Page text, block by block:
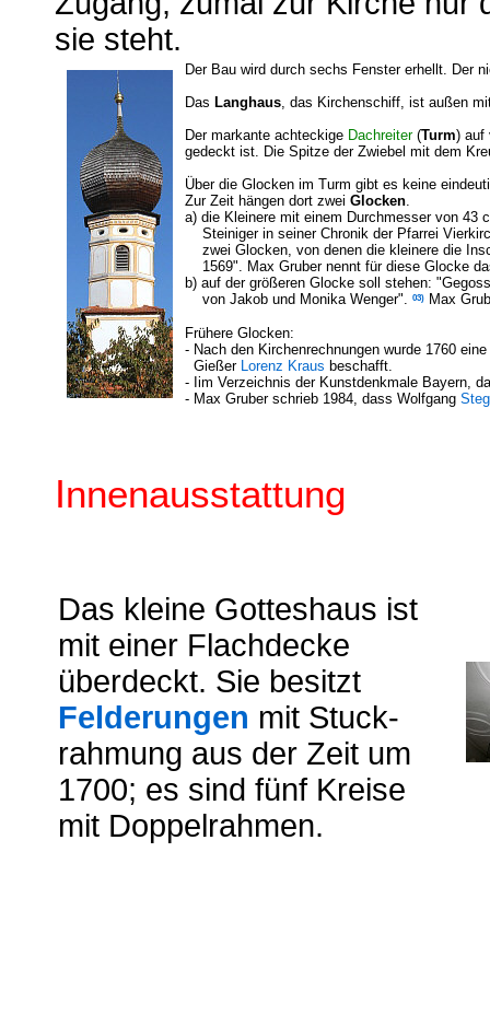
sie steht.
Der Bau wird durch sechs Fenster erhellt. Der
Das Langhaus, das Kirchenschiff, ist außen
Der markante achteckige Dachreiter(Turm) auf
gedeckt ist. Die Spitze der Zwiebel mit dem
Über die Glocken im Turm gibt es keine
Zur Zeit hängen dort zwei Glocken.
a) die Kleinere mit einem Durchmesser von 43
Steiniger in seiner Chronik der Pfarrei
zwei Glocken, von denen die kleinere die
1569". Max Gruber nennt für diese Glocke
b) auf der größeren Glocke soll stehen:
von Jakob und Monika Wenger". 03) Max
Frühere Glocken:
- Nach den Kirchenrechnungen wurde 1760
Gießer Lorenz Kraus beschafft.
- Iim Verzeichnis der Kunstdenkmale Bayern,
- Max Gruber schrieb 1984, dass Wolfgang
Innenausstattung
Das kleine Gotteshaus ist
mit einer Flachdecke
überdeckt. Sie besitzt
Felderungen mit Stuck-
rahmung aus der Zeit um
1700; es sind fünf Kreise
mit Doppelrahmen.